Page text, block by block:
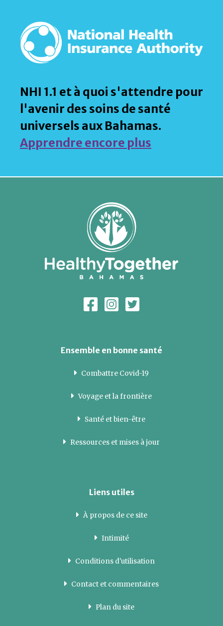
NHI 1.1 et à quoi s'attendre pour
l'avenir des soins de santé
universels aux Bahamas.
Apprendre encore plus
Ensemble en bonne santé
Combattre Covid-19
Voyage et la frontière
Santé et bien-être
Ressources et mises à jour
Liens utiles
À propos de ce site
Intimité
Conditions d'utilisation
Contact et commentaires
Plan du site